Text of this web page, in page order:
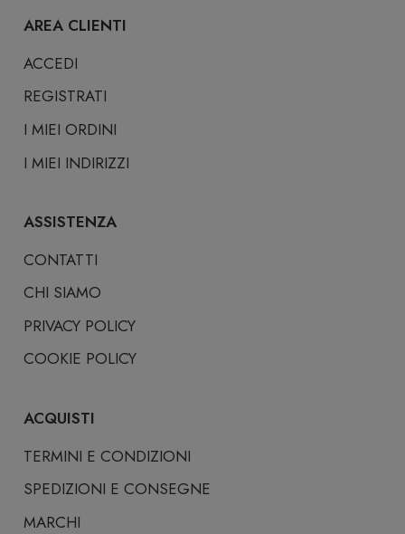
AREA CLIENTI
ACCEDI
REGISTRATI
I MIEI ORDINI
I MIEI INDIRIZZI
ASSISTENZA
CONTATTI
CHI SIAMO
PRIVACY POLICY
COOKIE POLICY
ACQUISTI
TERMINI E CONDIZIONI
SPEDIZIONI E CONSEGNE
MARCHI